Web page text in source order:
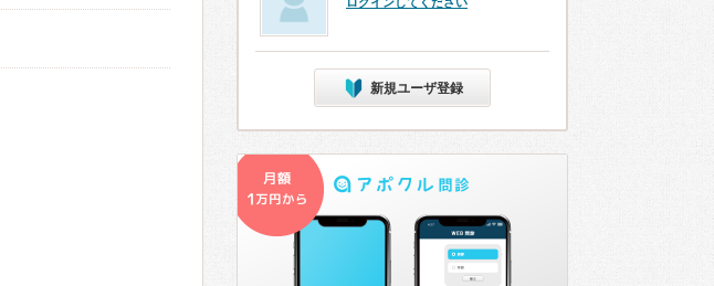
新規ユーザ登録